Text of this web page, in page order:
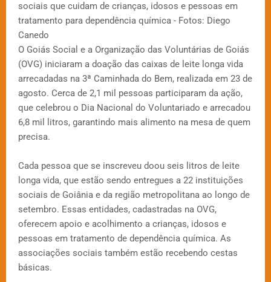
sociais que cuidam de crianças, idosos e pessoas em
tratamento para dependência química - Fotos: Diego
Canedo
O Goiás Social e a Organização das Voluntárias de Goiás
(OVG) iniciaram a doação das caixas de leite longa vida
arrecadadas na 3ª Caminhada do Bem, realizada em 23 de
agosto. Cerca de 2,1 mil pessoas participaram da ação,
que celebrou o Dia Nacional do Voluntariado e arrecadou
6,8 mil litros, garantindo mais alimento na mesa de quem
precisa.
Cada pessoa que se inscreveu doou seis litros de leite
longa vida, que estão sendo entregues a 22 instituições
sociais de Goiânia e da região metropolitana ao longo de
setembro. Essas entidades, cadastradas na OVG,
oferecem apoio e acolhimento a crianças, idosos e
pessoas em tratamento de dependência química. As
associações sociais também estão recebendo cestas
básicas.